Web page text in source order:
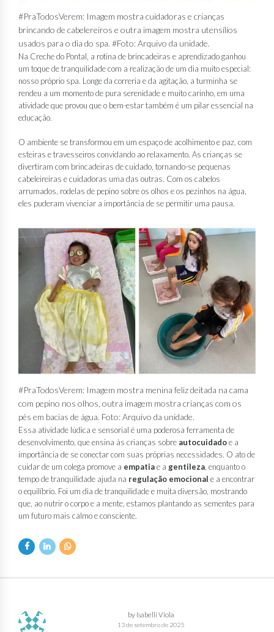
#PraTodosVerem: Imagem mostra cuidadoras e crianças
brincando de cabelereiros e outra imagem mostra utensílios
usados para o dia do spa. #Foto: Arquivo da unidade.
Na Creche do Pontal, a rotina de brincadeiras e aprendizado ganhou
um toque de tranquilidade com a realização de um dia muito especial:
nosso próprio spa. Longe da correria e da agitação, a turminha se
rendeu a um momento de pura serenidade e muito carinho, em uma
atividade que provou que o bem-estar também é um pilar essencial na
educação.
O ambiente se transformou em um espaço de acolhimento e paz, com
esteiras e travesseiros convidando ao relaxamento. As crianças se
divertiram com brincadeiras de cuidado, tornando-se pequenas
cabeleireiras e cuidadoras uma das outras. Com os cabelos
arrumados, rodelas de pepino sobre os olhos e os pezinhos na água,
eles puderam vivenciar a importância de se permitir uma pausa.
#PraTodosVerem: Imagem mostra menina feliz deitada na cama
com pepino nos olhos, outra imagem mostra crianças com os
pés em bacias de água. Foto: Arquivo da unidade.
Essa atividade lúdica e sensorial é uma poderosa ferramenta de
desenvolvimento, que ensina às crianças sobre autocuidadoe a
importância de se conectar com suas próprias necessidades. O ato de
cuidar de um colega promove a empatiae a gentileza , enquanto o
tempo de tranquilidade ajuda na regulação emocional e a encontrar
o equilíbrio. Foi um dia de tranquilidade e muita diversão, mostrando
que, ao nutrir o corpo e a mente, estamos plantando as sementes para
um futuro mais calmo e consciente.
by Isabelli Viola
13 de setembro de 2025